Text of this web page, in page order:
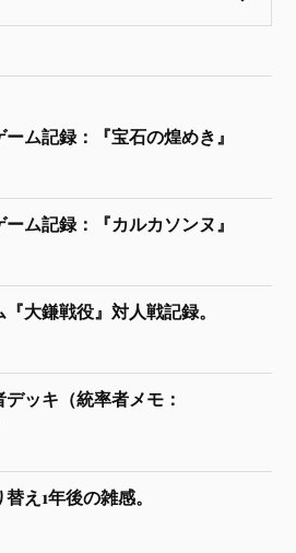
ム記録：『宝石の煌めき』
ム記録：『カルカソンヌ』
大鎌戦役』対人戦記録。
ッキ（統率者メモ：
え1年後の雑感。